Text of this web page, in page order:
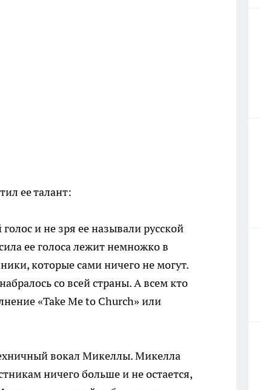
ее талант:
и не зря ее называли русской
ее голоса лежит немножко в
которые сами ничего не могут.
со всей страны. А всем кто
«Take Me to Church» или
вокал Микеллы. Микелла
ничего больше и не остается,